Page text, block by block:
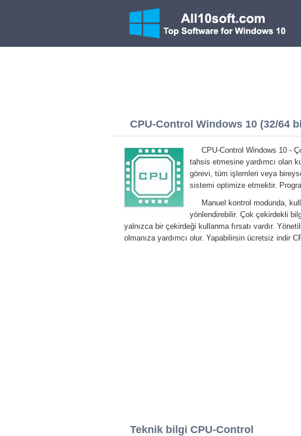
CPU-Control Windows 10 (32/64
CPU-Control Windows 10 -
tahsis etmesine yardımcı olan
görevi, tüm işlemleri veya
sistemi optimize etmektir.
Manuel kontrol modunda,
yönlendirebilir. Çok çekirdekli
yalnızca bir çekirdeği kullanma fırsatı vardır.
olmanıza yardımcı olur. Yapabilirsin ücretsiz indir
Teknik bilgi CPU-Control